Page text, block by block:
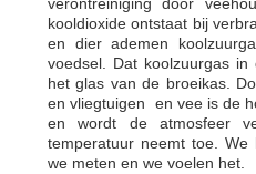
kooldioxide ontstaat bij
en dier ademen
voedsel. Dat koolzuurgas
het glas van de broeikas.
en vliegtuigen en vee is de
en wordt de atmosfeer
temperatuur neemt toe.
we meten en we voelen het.